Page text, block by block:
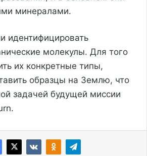
минералами.
идентифицировать
молекулы. Для того
их конкретные типы,
образцы на Землю, что
задачей будущей миссии